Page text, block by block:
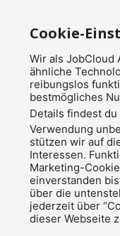
© 2026
Cookie-
Wir als JobCloud
ähnliche
reibungslos
bestmögliches
Details findest
Verwendung
stützen wir auf
Interessen.
Marketing-
einverstanden
über die
jederzeit über
dieser Webseite